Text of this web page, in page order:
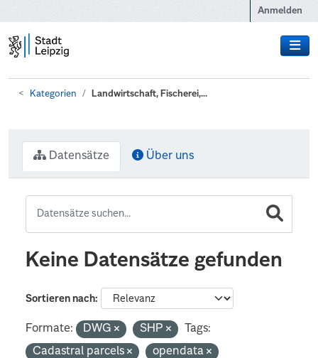
Anmelden
Kategorien Landwirtschaft, Fischerei,...
Datensätze Über uns
Keine Datensätze gefunden
Sortieren nach
Formate: DWG SHP
Tags:
Cadastral parcels
opendata